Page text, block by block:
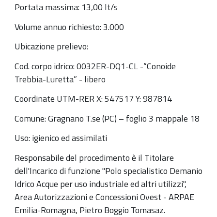
Portata massima: 13,00 lt/s
Volume annuo richiesto: 3.000
Ubicazione prelievo:
Cod. corpo idrico: 0032ER-DQ1-CL -“Conoide
Trebbia-Luretta” - libero
Coordinate UTM-RER X: 547517 Y: 987814
Comune: Gragnano T.se (PC) – foglio 3 mappale 18
Uso: igienico ed assimilati
Responsabile del procedimento è il Titolare
dell'Incarico di funzione "Polo specialistico Demanio
Idrico Acque per uso industriale ed altri utilizzi",
Area Autorizzazioni e Concessioni Ovest - ARPAE
Emilia-Romagna, Pietro Boggio Tomasaz.